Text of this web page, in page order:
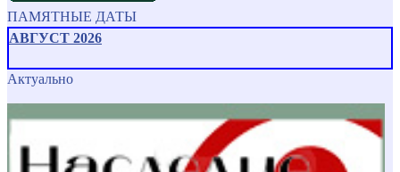
ПАМЯТНЫЕ ДАТЫ
АВГУСТ 2026
Актуально